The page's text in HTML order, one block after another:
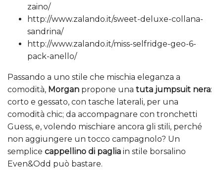
zaino/
http://www.zalando.it/sweet-deluxe-collana-
sandrina/
http://www.zalando.it/miss-selfridge-geo-6-
pack-anello/
Passando a uno stile che mischia eleganza a
comodità, Morgan propone una tuta jumpsuit nera:
corto e gessato, con tasche laterali, per una
comodità chic; da accompagnare con tronchetti
Guess, e, volendo mischiare ancora gli stili, perché
non aggiungere un tocco campagnolo? Un
semplice cappellino di paglia in stile borsalino
Even&Odd può bastare.